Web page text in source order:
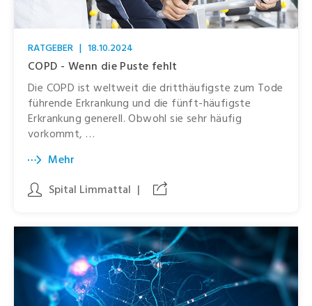
RATGEBER | 18.10.2024
COPD - Wenn die Puste fehlt
Die COPD ist weltweit die dritthäufigste zum Tode
führende Erkrankung und die fünft-häufigste
Erkrankung generell. Obwohl sie sehr häufig
vorkommt, …
Mehr
Spital Limmattal |